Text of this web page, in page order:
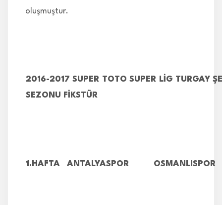
oluşmuştur.
2016-2017 SUPER TOTO SUPER LİG TURGAY
SEZONU FİKSTÜR
1.HAFTA ANTALYASPOR OSMANLISPOR